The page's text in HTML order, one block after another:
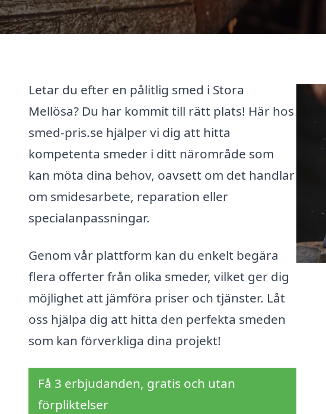
Letar du efter en pålitlig smed i Stora
Mellösa? Du har kommit till rätt plats! Här hos
smed-pris.se hjälper vi dig att hitta
kompetenta smeder i ditt närområde som
kan möta dina behov, oavsett om det handlar
om smidesarbete, reparation eller
specialanpassningar.
Genom vår plattform kan du enkelt begära
flera offerter från olika smeder, vilket ger dig
möjlighet att jämföra priser och tjänster. Låt
oss hjälpa dig att hitta den perfekta smeden
som kan förverkliga dina projekt!
Få 3 erbjudanden, gratis och utan
förpliktelser